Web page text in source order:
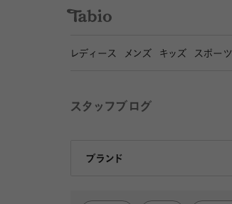
レディース メンズ キッズ スポーツ
スタッフブログ
ブランド
Tabio